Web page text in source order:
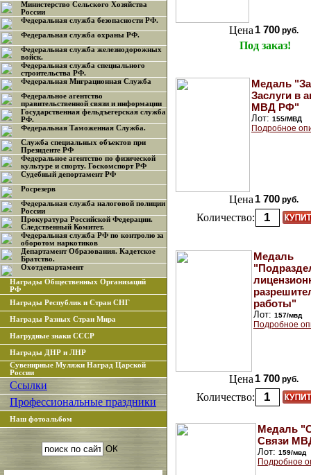
Министерство Сельского Хозяйства
России
Федеральная служба безопасности РФ.
Федеральная служба охраны РФ.
Федеральная служба железнодорожных
войск.
Федеральная служба специального
строительства РФ.
Федеральная Миграционная Служба
Федеральное агентство
правительственной связи и информации
Государственная фельдъегерская служба
РФ.
Федеральная Таможенная Служба.
Служба специальных объектов при
Президенте РФ
Федеральное агентство по физической
культуре и спорту. Госкомспорт РФ
Судебный депортамент РФ
Росрезерв
Федеральная служба налоговой полиции
России
Прокуратура Российской Федерации.
Следственный Комитет.
Федеральная служба РФ по контролю за
оборотом наркотиков
Департамент Образования. Кадетское
Братство.
Охотдепартамент
Награды Общественных Организаций
РФ
Награды Республик и Стран СНГ
Награды Разных Стран Мира
Нагрудные знаки СССР
Награды ДНР и ЛНР
Сувенирные Муляжи Наград Царской
России
Ссылки
Профессиональные праздники
Наш фотоальбом
Цена 1 700 руб.
Под заказ!
Медаль "За
Заслуги в
МВД РФ"
Лот: 155/МВД
Подробное
Цена 1 700 руб.
Количество:
Медаль
работы"
Лот: 157/мвд
Подробное
Цена 1 700 руб.
Количество:
Медаль
Связи
Лот: 159/мвд
Подробное